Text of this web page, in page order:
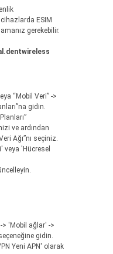
ESIM
gerekebilir.
“Mobil Veri” ->
gidin.
ve ardından
Ağı”nı seçiniz.
veya 'Hücresel
> 'Mobil ağlar' ->
gidin.
Yeni APN' olarak